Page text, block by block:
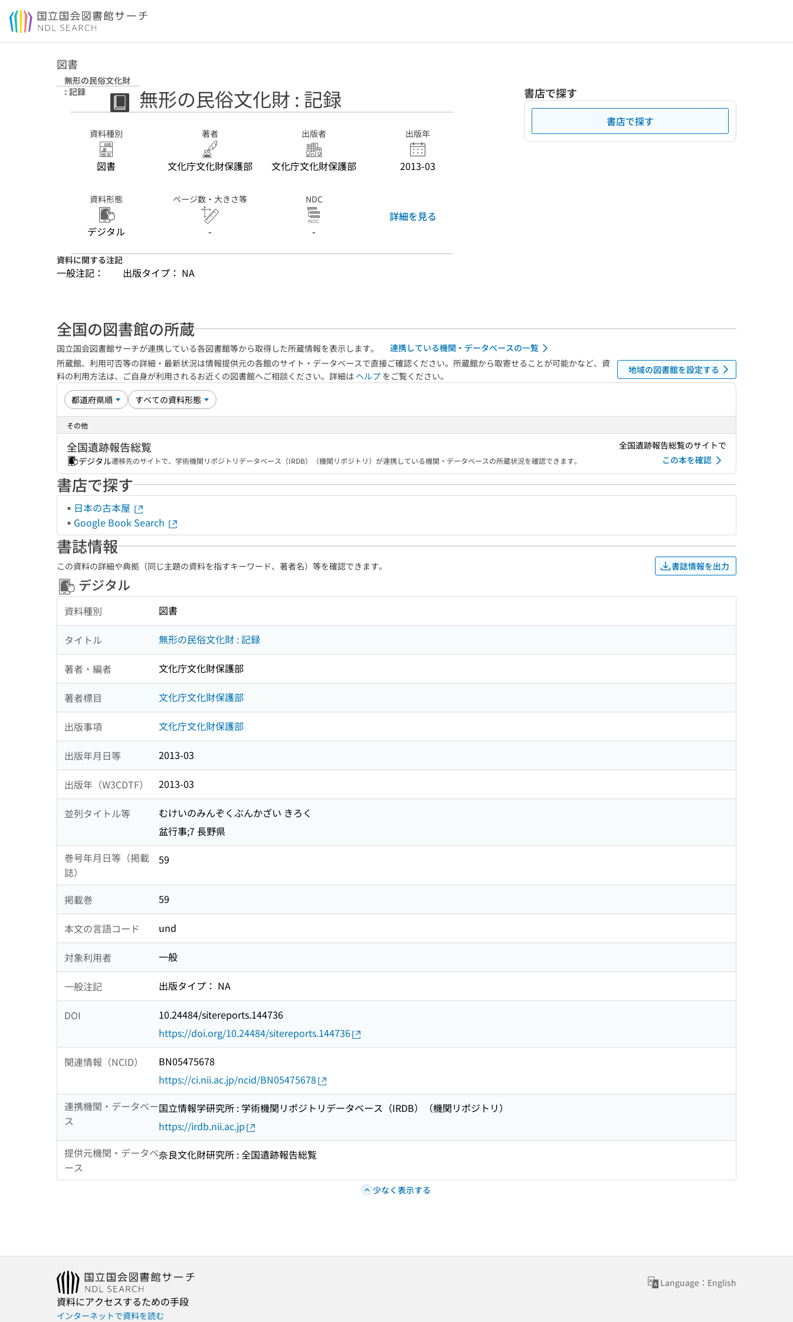
本文へ移動
図書
無形の民俗文化財
: 記録
無形の民俗文化財 : 記録
資料種別
図書
著者
文化庁文化財保護部
出版者
文化庁文化財保護部
出版年
2013-03
資料形態
デジタル
ページ数・大きさ等
-
NDC
-
詳細を見る
資料に関する注記
一般注記： 出版タイプ： NA
書店で探す
書店で探す
全国の図書館の所蔵
国立国会図書館サーチが連携している各図書館等から取得した所蔵情報を表示します。
連携している機関・データベースの一覧
所蔵館、利用可否等の詳細・最新状況は情報提供元の各館のサイト・データベースで直接ご確認ください。所蔵館から取寄せることが可能かなど、資
料の利用方法は、ご自身が利用されるお近くの図書館へご相談ください。詳細は ヘルプ をご覧ください。
地域の図書館を設定する
その他
全国遺跡報告総覧
デジタル遷移先のサイトで、学術機関リポジトリデータベース（IRDB）（機関リポジトリ）が連携している機関・データベースの所蔵状況を確認できます。
全国遺跡報告総覧のサイトで
この本を確認
書店で探す
日本の古本屋
Google Book Search
書誌情報
この資料の詳細や典拠（同じ主題の資料を指すキーワード、著者名）等を確認できます。 書誌情報を出力
デジタル
資料種別 図書
タイトル 無形の民俗文化財 : 記録
著者・編者 文化庁文化財保護部
著者標目 文化庁文化財保護部
出版事項 文化庁文化財保護部
出版年月日等 2013-03
出版年（W3CDTF） 2013-03
並列タイトル等
むけいのみんぞくぶんかざい きろく
盆行事;7 長野県
巻号年月日等（掲載
誌）
59
掲載巻 59
本文の言語コード und
対象利用者 一般
一般注記 出版タイプ： NA
DOI
10.24484/sitereports.144736
https://doi.org/10.24484/sitereports.144736
関連情報（NCID）
BN05475678
https://ci.nii.ac.jp/ncid/BN05475678
連携機関・データベー
ス
国立情報学研究所 : 学術機関リポジトリデータベース（IRDB）（機関リポジトリ）
https://irdb.nii.ac.jp
提供元機関・データベ
ース
奈良文化財研究所 : 全国遺跡報告総覧
少なく表示する
Language：English
資料にアクセスするための手段
インターネットで資料を読む